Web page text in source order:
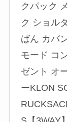
クパック
ク ショル
ばん カバ
モード コ
ゼント オ
ーKLON